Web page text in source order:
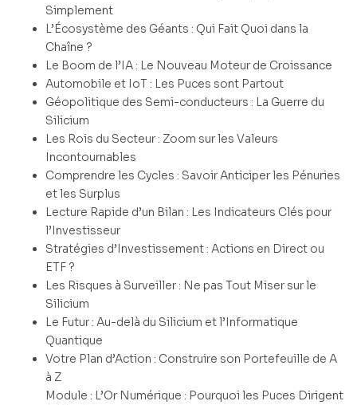
Simplement
L’Écosystème des Géants : Qui Fait Quoi dans la
Chaîne ?
Le Boom de l’IA : Le Nouveau Moteur de Croissance
Automobile et IoT : Les Puces sont Partout
Géopolitique des Semi-conducteurs : La Guerre du
Silicium
Les Rois du Secteur : Zoom sur les Valeurs
Incontournables
Comprendre les Cycles : Savoir Anticiper les Pénuries
et les Surplus
Lecture Rapide d’un Bilan : Les Indicateurs Clés pour
l’Investisseur
Stratégies d’Investissement : Actions en Direct ou
ETF ?
Les Risques à Surveiller : Ne pas Tout Miser sur le
Silicium
Le Futur : Au-delà du Silicium et l’Informatique
Quantique
Votre Plan d’Action : Construire son Portefeuille de A
à Z
Module : L’Or Numérique : Pourquoi les Puces Dirigent